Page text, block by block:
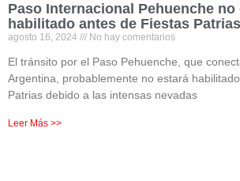
Paso Internacional Pehuenche no
habilitado antes de Fiestas Patrias
agosto 16, 2024 No hay comentarios
El tránsito por el Paso Pehuenche, que
Argentina, probablemente no estará
Patrias debido a las intensas nevadas
Leer Más >>